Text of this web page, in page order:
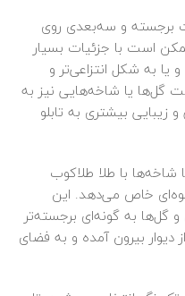
برجسته و سه‌بعدی روی
است با جزئیات بسیار
یا به شکل انتزاعی‌تر و
گل‌ها یا شاخه‌هایی نیز به
بیشتری به تابلو
با طلا طلاکوب
خاص می‌دهد. این
گل‌ها به گونه‌ای برجسته‌تر
دیوار بیرون آمده و به فضای